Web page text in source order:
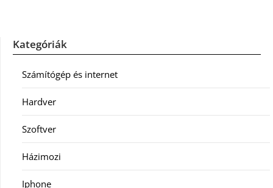
Kategóriák
Számítógép és internet
Hardver
Szoftver
Házimozi
Iphone